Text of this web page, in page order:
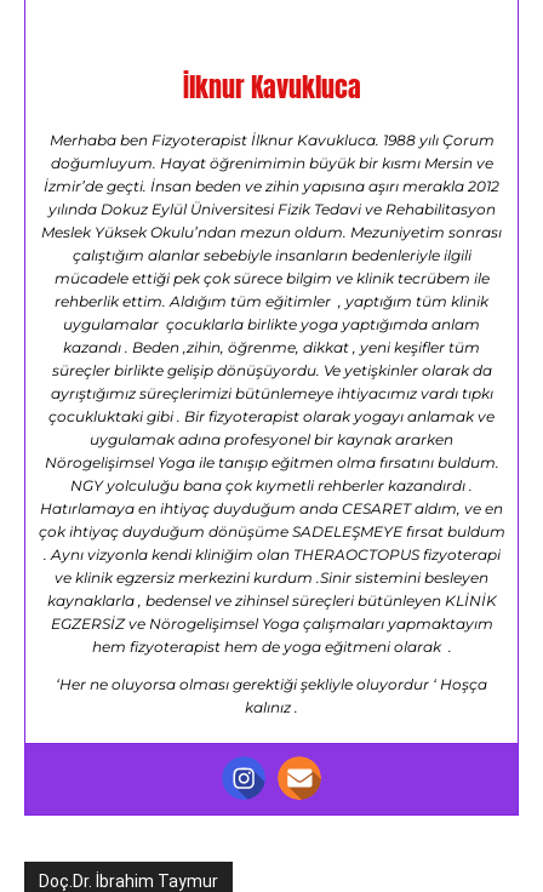
İlknur Kavukluca
Merhaba ben Fizyoterapist İlknur Kavukluca. 1988 yılı Çorum
doğumluyum. Hayat öğrenimimin büyük bir kısmı Mersin ve
İzmir’de geçti. İnsan beden ve zihin yapısına aşırı merakla 2012
yılında Dokuz Eylül Üniversitesi Fizik Tedavi ve Rehabilitasyon
Meslek Yüksek Okulu’ndan mezun oldum. Mezuniyetim sonrası
çalıştığım alanlar sebebiyle insanların bedenleriyle ilgili
mücadele ettiği pek çok sürece bilgim ve klinik tecrübem ile
rehberlik ettim. Aldığım tüm eğitimler , yaptığım tüm klinik
uygulamalar çocuklarla birlikte yoga yaptığımda anlam
kazandı . Beden ,zihin, öğrenme, dikkat , yeni keşifler tüm
süreçler birlikte gelişip dönüşüyordu. Ve yetişkinler olarak da
ayrıştığımız süreçlerimizi bütünlemeye ihtiyacımız vardı tıpkı
çocukluktaki gibi . Bir fizyoterapist olarak yogayı anlamak ve
uygulamak adına profesyonel bir kaynak ararken
Nörogelişimsel Yoga ile tanışıp eğitmen olma fırsatını buldum.
NGY yolculuğu bana çok kıymetli rehberler kazandırdı .
Hatırlamaya en ihtiyaç duyduğum anda CESARET aldım, ve en
çok ihtiyaç duyduğum dönüşüme SADELEŞMEYE fırsat buldum
. Aynı vizyonla kendi kliniğim olan THERAOCTOPUS fizyoterapi
ve klinik egzersiz merkezini kurdum .Sinir sistemini besleyen
kaynaklarla , bedensel ve zihinsel süreçleri bütünleyen KLİNİK
EGZERSİZ ve Nörogelişimsel Yoga çalışmaları yapmaktayım
hem fizyoterapist hem de yoga eğitmeni olarak .
‘Her ne oluyorsa olması gerektiği şekliyle oluyordur ‘ Hoşça
kalınız .
Doç.Dr. İbrahim Taymur